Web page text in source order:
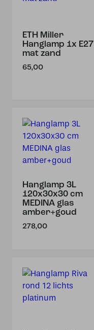
ETH Miller
Hanglamp 1x E27
mat zand
65,00
Hanglamp 3L
120x30x30 cm
MEDINA glas
amber+goud
278,00